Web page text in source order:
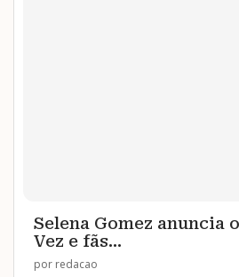
Selena Gomez anuncia
Vez e fãs...
por redacao